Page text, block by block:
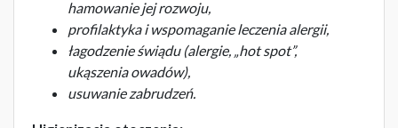
hamowanie jej rozwoju,
profilaktyka i wspomaganie leczenia alergii,
łagodzenie świądu (alergie, „hot spot”,
ukąszenia owadów),
usuwanie zabrudzeń.